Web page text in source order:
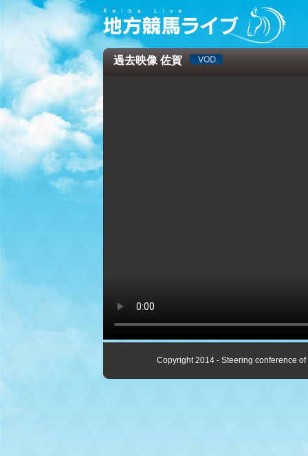
過去映像 佐賀
Copyright 2014 - Steering conference